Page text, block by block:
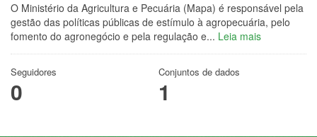
O Ministério da Agricultura e Pecuária (Mapa) é responsável pela
gestão das políticas públicas de estímulo à agropecuária, pelo
fomento do agronegócio e pela regulação e... Leia mais
Seguidores
0
Conjuntos de dados
1